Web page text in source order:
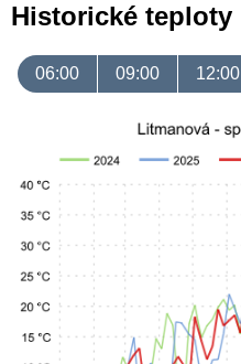
Historické teploty
06:00 09:00 12:00